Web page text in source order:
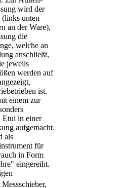
wird der
(links unten
an der Ware),
die
welche an
anschließt,
jeweils
werden auf
ist.
einem zur
Etui in einer
aufgemacht.
als
für
in Form
eingereiht.